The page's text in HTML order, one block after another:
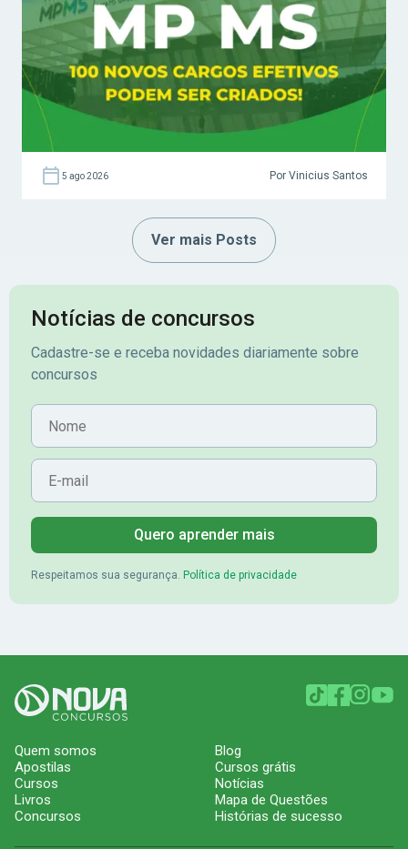
5 ago 2026 Por Vinicius Santos
Ver mais Posts
Notícias de concursos
Cadastre-se e receba novidades diariamente sobre
concursos
Nome
E-mail
Quero aprender mais
Respeitamos sua segurança. Política de privacidade
Quem somos
Apostilas
Cursos
Livros
Concursos
Blog
Cursos grátis
Notícias
Mapa de Questões
Histórias de sucesso